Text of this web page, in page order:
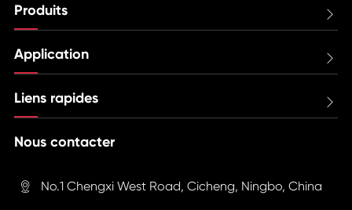
Produits 
Application 
Liens rapides 
Nous contacter
 No.1 Chengxi West Road, Cicheng, Ningbo, China